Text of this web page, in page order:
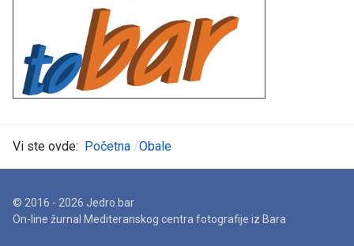
Vi ste ovde: Početna Obale
© 2016 - 2026 Jedro.bar
On-line žurnal Mediteranskog centra fotografije iz Bara